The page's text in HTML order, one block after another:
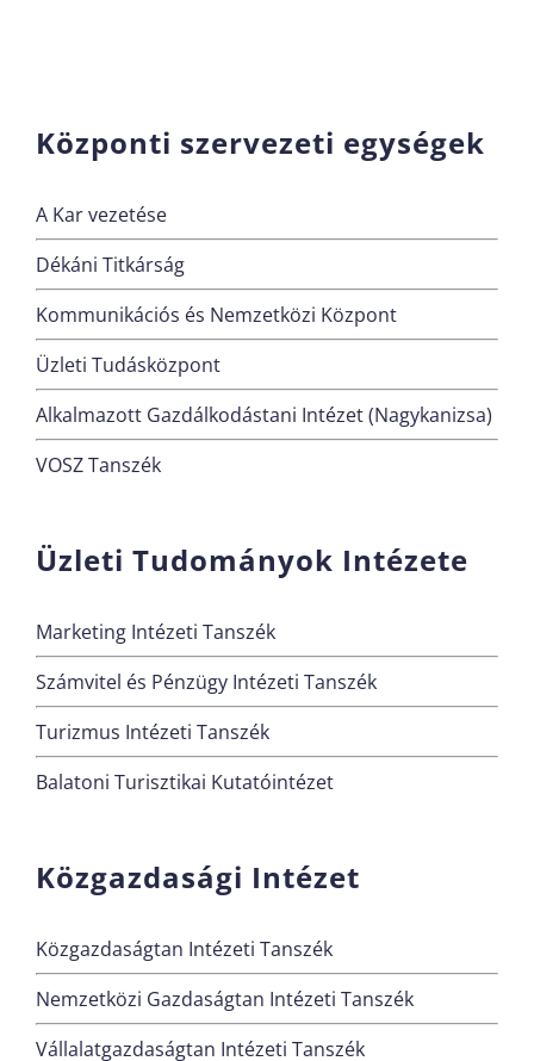
Központi szervezeti egységek
A Kar vezetése
Dékáni Titkárság
Kommunikációs és Nemzetközi Központ
Üzleti Tudásközpont
Alkalmazott Gazdálkodástani Intézet (Nagykanizsa)
VOSZ Tanszék
Üzleti Tudományok Intézete
Marketing Intézeti Tanszék
Számvitel és Pénzügy Intézeti Tanszék
Turizmus Intézeti Tanszék
Balatoni Turisztikai Kutatóintézet
Közgazdasági Intézet
Közgazdaságtan Intézeti Tanszék
Nemzetközi Gazdaságtan Intézeti Tanszék
Vállalatgazdaságtan Intézeti Tanszék